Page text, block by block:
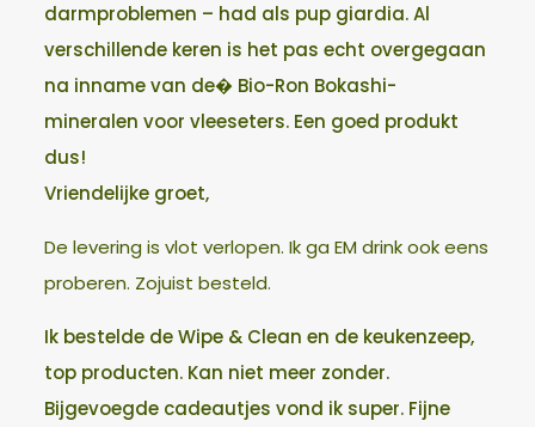
darmproblemen – had als pup giardia. Al
verschillende keren is het pas echt overgegaan
na inname van de� Bio-Ron Bokashi-
mineralen voor vleeseters. Een goed produkt
dus!
Vriendelijke groet,
De levering is vlot verlopen. Ik ga EM drink ook eens
proberen. Zojuist besteld.
Ik bestelde de Wipe & Clean en de keukenzeep,
top producten. Kan niet meer zonder.
Bijgevoegde cadeautjes vond ik super. Fijne